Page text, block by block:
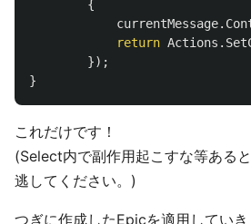
{
currentMessage.
return Actions .
});
}
これだけです！
(Select内で副作用起こすな等ある
逃してください。)
つぎに作成したEpicを適用していき